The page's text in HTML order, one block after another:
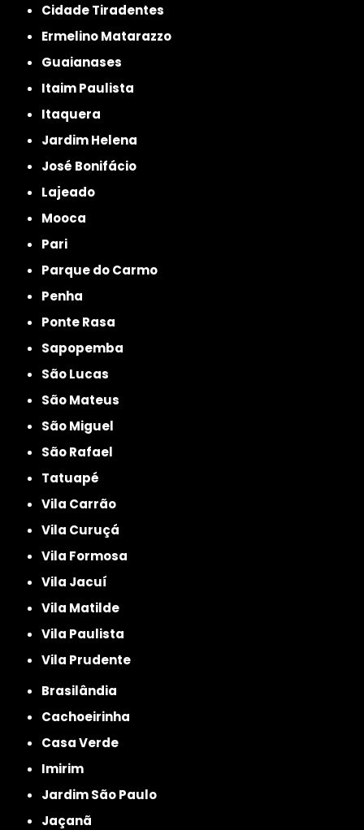
Cidade Tiradentes
Ermelino Matarazzo
Guaianases
Itaim Paulista
Itaquera
Jardim Helena
José Bonifácio
Lajeado
Mooca
Pari
Parque do Carmo
Penha
Ponte Rasa
Sapopemba
São Lucas
São Mateus
São Miguel
São Rafael
Tatuapé
Vila Carrão
Vila Curuçá
Vila Formosa
Vila Jacuí
Vila Matilde
Vila Paulista
Vila Prudente
Brasilândia
Cachoeirinha
Casa Verde
Imirim
Jardim São Paulo
Jaçanã